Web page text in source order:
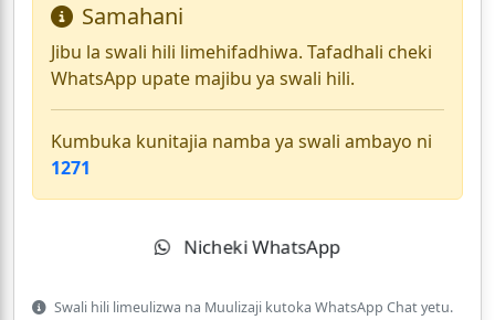
Samahani
Jibu la swali hili limehifadhiwa. Tafadhali cheki
WhatsApp upate majibu ya swali hili.
Kumbuka kunitajia namba ya swali ambayo ni
1271
Nicheki WhatsApp
Swali hili limeulizwa na Muulizaji kutoka WhatsApp Chat yetu.